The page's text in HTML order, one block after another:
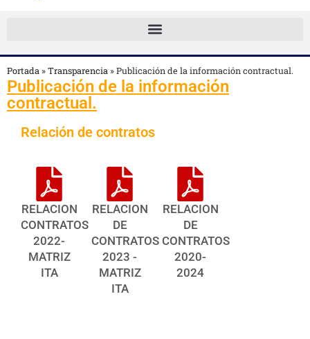
Portada »Transparencia »Publicación de la información contractual.
Publicación de la información
contractual.
Relación de contratos
RELACION
CONTRATOS
2022-
MATRIZ
ITA
RELACION
DE
CONTRATOS
2023 -
MATRIZ
ITA
RELACION
DE
CONTRATOS
2020-
2024